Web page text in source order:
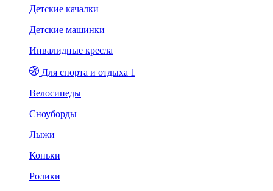
Детские качалки
Детские машинки
Инвалидные кресла
Для спорта и отдыха 1
Велосипеды
Сноуборды
Лыжи
Коньки
Ролики